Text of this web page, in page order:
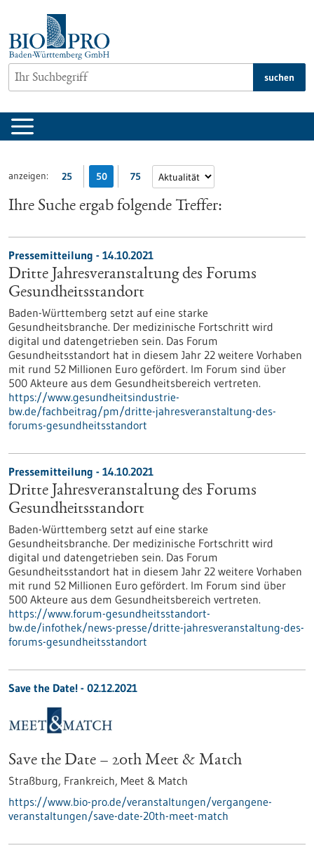
springen
suchen
anzeigen: 25 50 75
Ihre Suche ergab folgende Treffer:
Pressemitteilung - 14.10.2021
Dritte Jahresveranstaltung des Forums
Gesundheitsstandort
Baden-Württemberg setzt auf eine starke
Gesundheitsbranche. Der medizinische Fortschritt wird
digital und datengetrieben sein. Das Forum
Gesundheitsstandort hat in diesem Jahr 22 weitere Vorhaben
mit rund 52 Millionen Euro gefördert. Im Forum sind über
500 Akteure aus dem Gesundheitsbereich vertreten.
https://www.gesundheitsindustrie-
bw.de/fachbeitrag/pm/dritte-jahresveranstaltung-des-
forums-gesundheitsstandort
Pressemitteilung - 14.10.2021
Dritte Jahresveranstaltung des Forums
Gesundheitsstandort
Baden-Württemberg setzt auf eine starke
Gesundheitsbranche. Der medizinische Fortschritt wird
digital und datengetrieben sein. Das Forum
Gesundheitsstandort hat in diesem Jahr 22 weitere Vorhaben
mit rund 52 Millionen Euro gefördert. Im Forum sind über
500 Akteure aus dem Gesundheitsbereich vertreten.
https://www.forum-gesundheitsstandort-
bw.de/infothek/news-presse/dritte-jahresveranstaltung-des-
forums-gesundheitsstandort
Save the Date! - 02.12.2021
Save the Date – 20th Meet & Match
Straßburg, Frankreich, Meet & Match
https://www.bio-pro.de/veranstaltungen/vergangene-
veranstaltungen/save-date-20th-meet-match